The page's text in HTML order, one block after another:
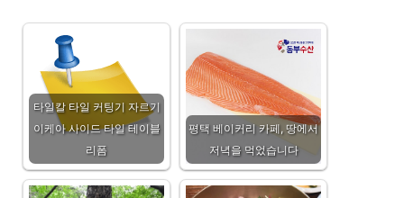
타일칼 타일 커팅기 자르기
이케아 사이드 타일 테이블
리폼
평택 베이커리 카페, 땅에서
저녁을 먹었습니다